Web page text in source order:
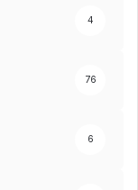
4
76
6